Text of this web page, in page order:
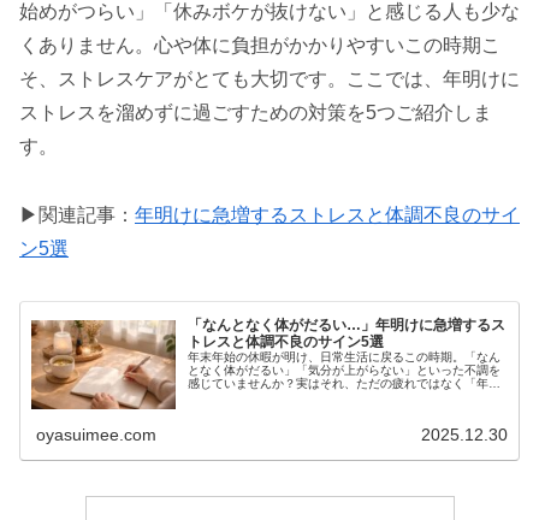
始めがつらい」「休みボケが抜けない」と感じる人も少な
くありません。心や体に負担がかかりやすいこの時期こ
そ、ストレスケアがとても大切です。ここでは、年明けに
ストレスを溜めずに過ごすための対策を5つご紹介しま
す。
▶︎関連記事： 年明けに急増するストレスと体調不良のサイ
ン5選
「なんとなく体がだるい…」年明けに急増するス
トレスと体調不良のサイン5選
年末年始の休暇が明け、日常生活に戻るこの時期。「なん
となく体がだるい」「気分が上がらない」といった不調を
感じていませんか？実はそれ、ただの疲れではなく「年明
oyasuimee.com 2025.12.30